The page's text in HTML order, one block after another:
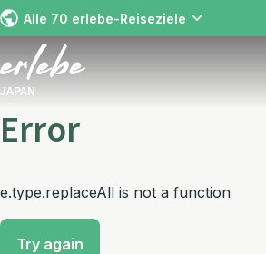
Alle 70 erlebe-Reiseziele
JAPAN
Error
e.type.replaceAll is not a function
Try again